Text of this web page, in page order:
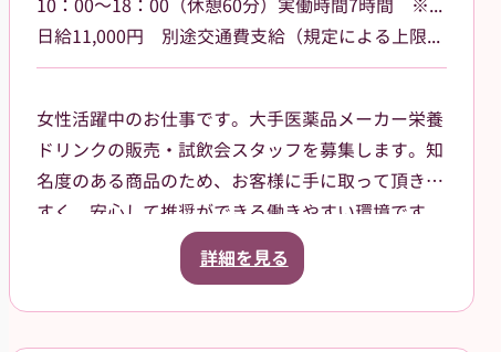
10：00～18：00（休憩60分）実働時間7時間 ※勤務場所によって多少時間が異なる場合があります
日給11,000円 別途交通費支給（規定による上限あり）
女性活躍中のお仕事です。大手医薬品メーカー栄養
ドリンクの販売・試飲会スタッフを募集します。知
名度のある商品のため、お客様に手に取って頂きや
すく、安心して推奨ができる働きやすい環境です。
島根県・鳥取県のドラッグストア・ホームセンタ
ー・GMSなどでご就業頂きます。スタッフ登録後
詳細を見る